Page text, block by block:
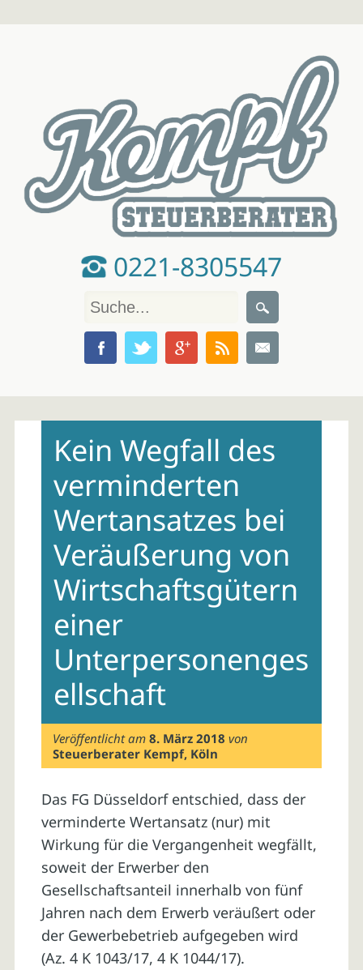
0221-8305547
contentKein Wegfall des
verminderten
Wertansatzes bei
Veräußerung von
Wirtschaftsgütern
einer
Unterpersonenges
ellschaft
Veröffentlicht am8. März 2018 von
Steuerberater Kempf, Köln
Das FG Düsseldorf entschied, dass der
verminderte Wertansatz (nur) mit
Wirkung für die Vergangenheit wegfällt,
soweit der Erwerber den
Gesellschaftsanteil innerhalb von fünf
Jahren nach dem Erwerb veräußert oder
der Gewerbebetrieb aufgegeben wird
(Az. 4 K 1043/17, 4 K 1044/17).